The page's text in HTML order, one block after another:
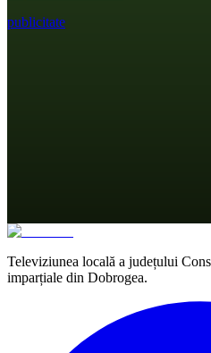
publicitate
Televiziunea locală a județului
imparțiale din Dobrogea.